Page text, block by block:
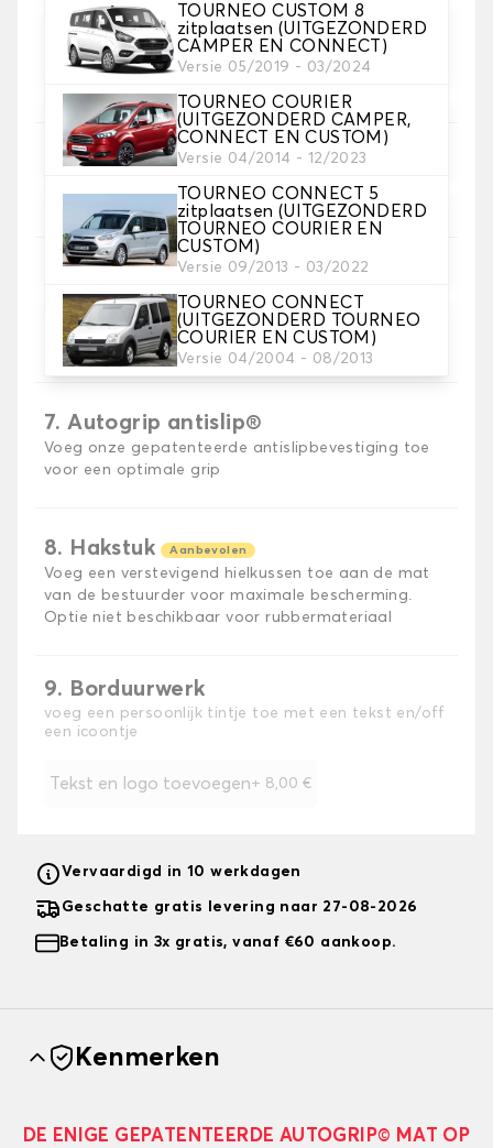
TOURNEO CUSTOM 8
zitplaatsen (UITGEZONDERD
CAMPER EN CONNECT)
Versie 05/2019 - 03/2024
TOURNEO COURIER
(UITGEZONDERD CAMPER,
CONNECT EN CUSTOM)
Versie 04/2014 - 12/2023
TOURNEO CONNECT 5
zitplaatsen (UITGEZONDERD
TOURNEO COURIER EN
CUSTOM)
Versie 09/2013 - 03/2022
TOURNEO CONNECT
(UITGEZONDERD TOURNEO
COURIER EN CUSTOM)
Versie 04/2004 - 08/2013
4. Tapijt kleuren
Kies de kleur van je tapijt ..
5. Materiaal riem
Kies het materiaal voor de riem.
6. Kleur koord
Kies de kleur van de riem.
7. Autogrip antislip®
Voeg onze gepatenteerde antislipbevestiging toe
voor een optimale grip
8. Hakstuk Aanbevolen
Voeg een verstevigend hielkussen toe aan de mat
van de bestuurder voor maximale bescherming.
Optie niet beschikbaar voor rubbermateriaal
9. Borduurwerk
voeg een persoonlijk tintje toe met een tekst en/off
een icoontje
Tekst en logo toevoegen+ 8,00 €
Vervaardigd in 10 werkdagen
Geschatte gratis levering naar 27-08-2026
Betaling in 3x gratis, vanaf €60 aankoop.
Kenmerken
DE ENIGE GEPATENTEERDE AUTOGRIP© MAT OP